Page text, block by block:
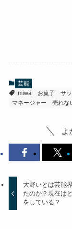
芸能
miwa
お菓子 サ
マネージャー
売れな
よ
大野いとは芸能
たのか？現在は
をしている？